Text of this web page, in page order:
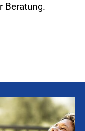
Beratung.